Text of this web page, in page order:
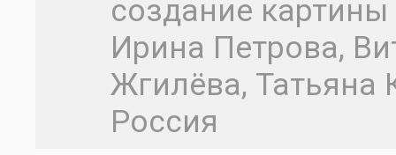
создание
Ирина Петрова,
Жгилёва, Татьяна
Россия